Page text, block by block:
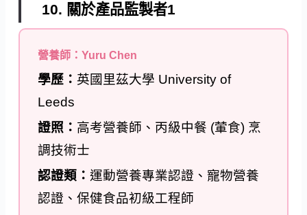
10. 關於產品監製者1
營養師：Yuru Chen
學歷：英國里茲大學 University of
Leeds
證照： 高考營養師、丙級中餐 (葷食) 烹
調技術士
認證類：運動營養專業認證、寵物營養
認證、保健食品初級工程師